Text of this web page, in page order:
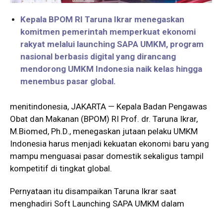
Kepala BPOM RI Taruna Ikrar menegaskan
komitmen pemerintah memperkuat ekonomi
rakyat melalui launching SAPA UMKM, program
nasional berbasis digital yang dirancang
mendorong UMKM Indonesia naik kelas hingga
menembus pasar global.
menitindonesia, JAKARTA — Kepala Badan Pengawas
Obat dan Makanan (BPOM) RI Prof. dr. Taruna Ikrar,
M.Biomed, Ph.D., menegaskan jutaan pelaku UMKM
Indonesia harus menjadi kekuatan ekonomi baru yang
mampu menguasai pasar domestik sekaligus tampil
kompetitif di tingkat global.
Pernyataan itu disampaikan Taruna Ikrar saat
menghadiri Soft Launching SAPA UMKM dalam